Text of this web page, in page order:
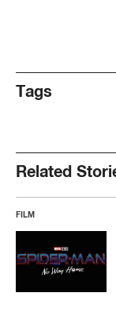
Tags
Related
FILM